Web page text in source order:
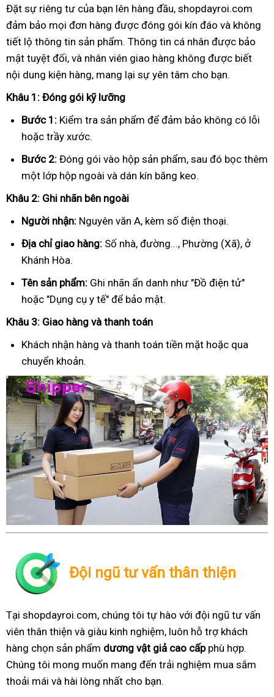
Đặt sự riêng tư của bạn lên hàng đầu, shopdayroi.com
đảm bảo mọi đơn hàng được đóng gói kín đáo và không
tiết lộ thông tin sản phẩm. Thông tin cá nhân được bảo
mật tuyệt đối, và nhân viên giao hàng không được biết
nội dung kiện hàng, mang lại sự yên tâm cho bạn.
Khâu 1: Đóng gói kỹ lưỡng
Bước 1: Kiểm tra sản phẩm để đảm bảo không có lỗi
hoặc trầy xước.
Bước 2: Đóng gói vào hộp sản phẩm, sau đó bọc thêm
một lớp hộp ngoài và dán kín băng keo.
Khâu 2: Ghi nhãn bên ngoài
Người nhận: Nguyên văn A, kèm số điện thoại.
Địa chỉ giao hàng: Số nhà, đường..., Phường (Xã), ở
Khánh Hòa.
Tên sản phẩm: Ghi nhãn ẩn danh như "Đồ điện tử"
hoặc "Dụng cụ y tế" để bảo mật.
Khâu 3: Giao hàng và thanh toán
Khách nhận hàng và thanh toán tiền mặt hoặc qua
chuyển khoản.
Đội ngũ tư vấn thân thiện
Tại shopdayroi.com, chúng tôi tự hào với đội ngũ tư vấn
viên thân thiện và giàu kinh nghiệm, luôn hỗ trợ khách
hàng chọn sản phẩm dương vật giả cao cấpphù hợp.
Chúng tôi mong muốn mang đến trải nghiệm mua sắm
thoải mái và hài lòng nhất cho bạn.